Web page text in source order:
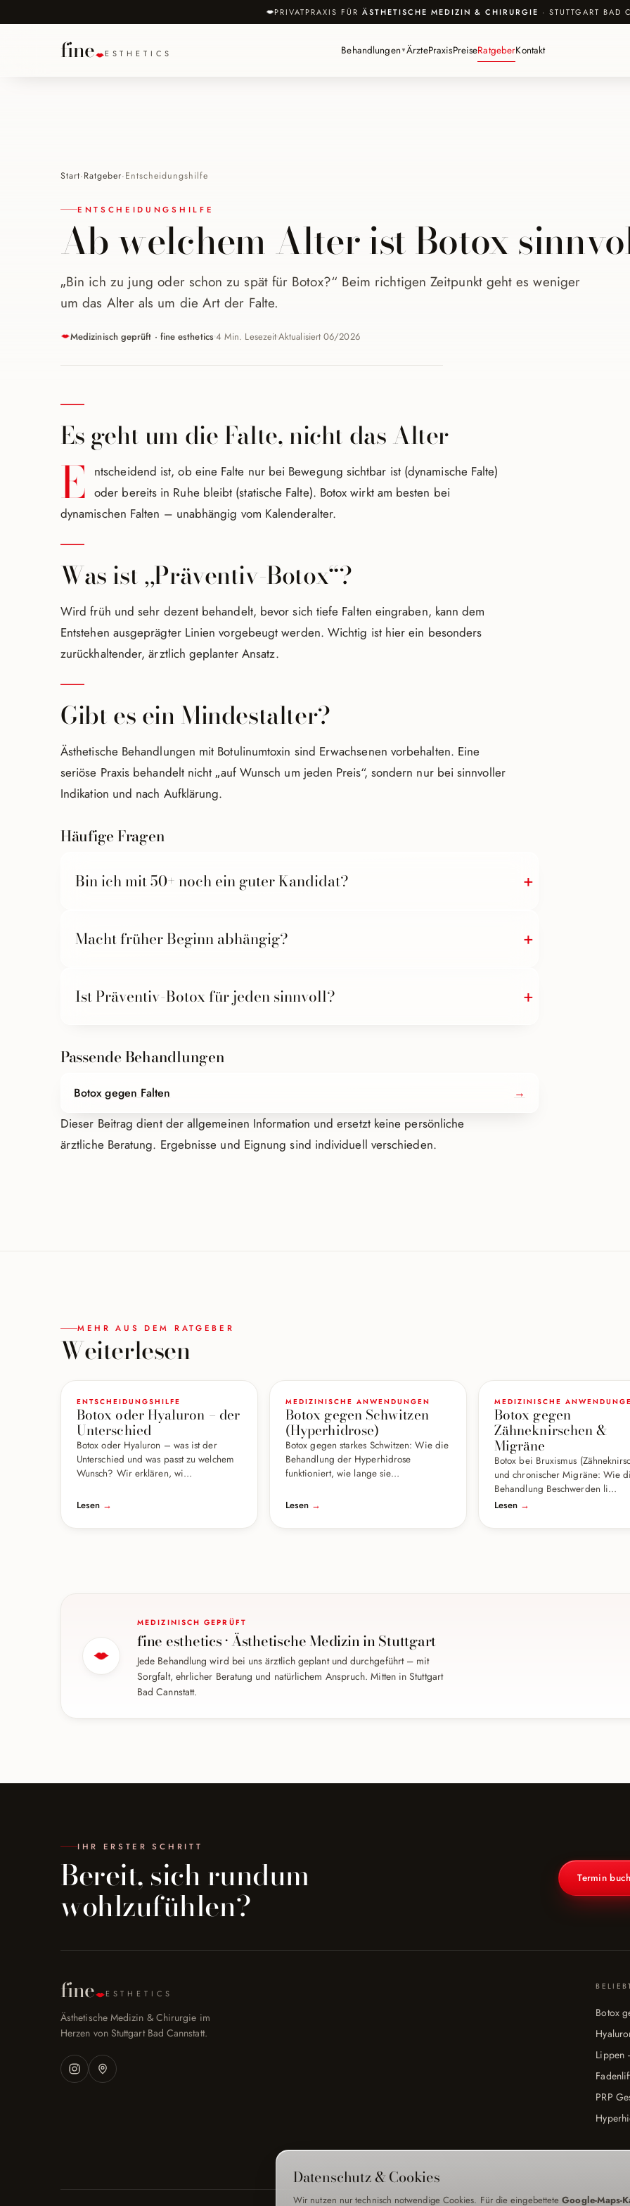
PRIVATPRAXIS FÜR ÄSTHETISCHE MEDIZIN & CHIRURGIE · STUTTGART BAD
fine ESTHETICS Behandlungen ▼ÄrztePraxisPreiseRatgeberKontakt
Start·Ratgeber·Entscheidungshilfe
ENTSCHEIDUNGSHILFE
Ab welchem Alter ist Botox
„Bin ich zu jung oder schon zu spät für Botox?“ Beim richtigen Zeitpunkt geht es weniger
um das Alter als um die Art der Falte.
Medizinisch geprüft · fine esthetics 4 Min. LesezeitAktualisiert 06/2026
Es geht um die Falte, nicht das Alter
E ntscheidend ist, ob eine Falte nur bei Bewegung sichtbar ist (dynamische Falte)
oder bereits in Ruhe bleibt (statische Falte). Botox wirkt am besten bei
dynamischen Falten – unabhängig vom Kalenderalter.
Was ist „Präventiv-Botox“?
Wird früh und sehr dezent behandelt, bevor sich tiefe Falten eingraben, kann dem
Entstehen ausgeprägter Linien vorgebeugt werden. Wichtig ist hier ein besonders
zurückhaltender, ärztlich geplanter Ansatz.
Gibt es ein Mindestalter?
Ästhetische Behandlungen mit Botulinumtoxin sind Erwachsenen vorbehalten. Eine
seriöse Praxis behandelt nicht „auf Wunsch um jeden Preis“, sondern nur bei sinnvoller
Indikation und nach Aufklärung.
Häufige Fragen
Bin ich mit 50+ noch ein guter Kandidat?
harmonisches Ergebnis.
Macht früher Beginn abhängig?
zurück.
Ist Präventiv-Botox für jeden sinnvoll?
Passende Behandlungen
Botox gegen Falten →
Dieser Beitrag dient der allgemeinen Information und ersetzt keine persönliche
ärztliche Beratung. Ergebnisse und Eignung sind individuell verschieden.
MEHR AUS DEM RATGEBER
Weiterlesen
ENTSCHEIDUNGSHILFE
Botox oder Hyaluron – der
Unterschied
Botox oder Hyaluron – was ist der
Unterschied und was passt zu welchem
Wunsch? Wir erklären, wi…
Lesen →
MEDIZINISCHE ANWENDUNGEN
Botox gegen Schwitzen
(Hyperhidrose)
Botox gegen starkes Schwitzen: Wie die
Behandlung der Hyperhidrose
funktioniert, wie lange sie…
Lesen →
MEDIZINISCHE
Botox gegen
Zähneknirschen &
Migräne
Botox bei Bruxismus
und chronischer Migräne: Wie
Behandlung Beschwerden li…
Lesen →
MEDIZINISCH GEPRÜFT
fine esthetics · Ästhetische Medizin in Stuttgart
Jede Behandlung wird bei uns ärztlich geplant und durchgeführt – mit
Sorgfalt, ehrlicher Beratung und natürlichem Anspruch. Mitten in Stuttgart
Bad Cannstatt.
IHR ERSTER SCHRITT
Bereit, sich rundum
wohlzufühlen?
Termin
fine ESTHETICS
Ästhetische Medizin & Chirurgie im
Herzen von Stuttgart Bad Cannstatt.
Botox
Lippen
PRP
Datenschutz & Cookies
Wir nutzen nur technisch notwendige Cookies. Für die eingebetteteGoogle-Maps-